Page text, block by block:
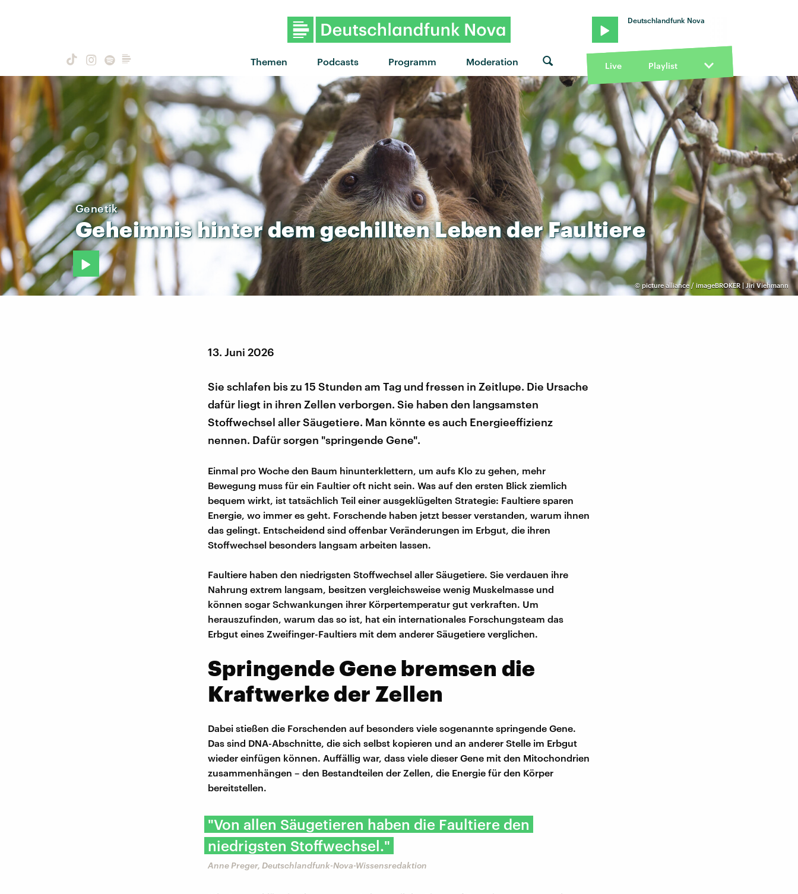
Themen Podcasts Programm Moderation
Deutschlandfunk Nova
Live Playlist
© picture alliance / imageBROKER | Jiri Viehmann
Genetik
GeheimnishinterdemgechilltenLebenderFaultiere
13. Juni 2026
Sie schlafen bis zu 15 Stunden am Tag und fressen in Zeitlupe. Die Ursache
dafür liegt in ihren Zellen verborgen. Sie haben den langsamsten
Stoffwechsel aller Säugetiere. Man könnte es auch Energieeffizienz
nennen. Dafür sorgen "springende Gene".
Einmal pro Woche den Baum hinunterklettern, um aufs Klo zu gehen, mehr
Bewegung muss für ein Faultier oft nicht sein. Was auf den ersten Blick ziemlich
bequem wirkt, ist tatsächlich Teil einer ausgeklügelten Strategie: Faultiere sparen
Energie, wo immer es geht. Forschende haben jetzt besser verstanden, warum ihnen
das gelingt. Entscheidend sind offenbar Veränderungen im Erbgut, die ihren
Stoffwechsel besonders langsam arbeiten lassen.
Faultiere haben den niedrigsten Stoffwechsel aller Säugetiere. Sie verdauen ihre
Nahrung extrem langsam, besitzen vergleichsweise wenig Muskelmasse und
können sogar Schwankungen ihrer Körpertemperatur gut verkraften. Um
herauszufinden, warum das so ist, hat ein internationales Forschungsteam das
Erbgut eines Zweifinger-Faultiers mit dem anderer Säugetiere verglichen.
Springende Gene bremsen die
Kraftwerke der Zellen
Dabei stießen die Forschenden auf besonders viele sogenannte springende Gene.
Das sind DNA-Abschnitte, die sich selbst kopieren und an anderer Stelle im Erbgut
wieder einfügen können. Auffällig war, dass viele dieser Gene mit den Mitochondrien
zusammenhängen – den Bestandteilen der Zellen, die Energie für den Körper
bereitstellen.
"Von allen Säugetieren haben die Faultiere den
niedrigsten Stoffwechsel."
Anne Preger, Deutschlandfunk-Nova-Wissensredaktion